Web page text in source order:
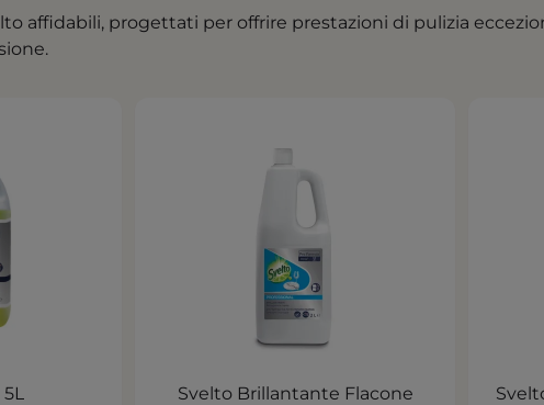
affidabili, progettati per offrire prestazioni di pulizia
5L
Svelto Brillantante Flacone